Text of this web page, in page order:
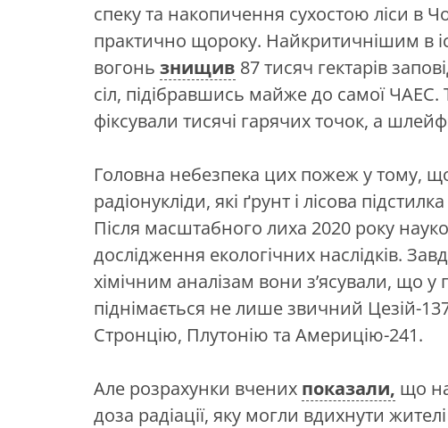
спеку та накопичення сухостою ліси в
практично щороку. Найкритичнішим в
вогонь знищив 87 тисяч гектарів
сіл, підібравшись майже до самої
фіксували тисячі гарячих точок, а
Головна небезпека цих пожеж у тому, що
радіонукліди, які ґрунт і лісова
Після масштабного лиха 2020 року
дослідження екологічних наслідків.
хімічним аналізам вони з’ясували, що у
піднімається не лише звичний Цезій-
Стронцію, Плутонію та Америцію-241.
Але розрахунки вчених показали, що
доза радіації, яку могли вдихнути